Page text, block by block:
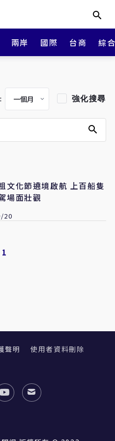
兩岸 國際 台商 綜
強化搜尋
文化節遶境啟航 上百船隻
場面壯觀
20
1
聲明 使用者資料刪除